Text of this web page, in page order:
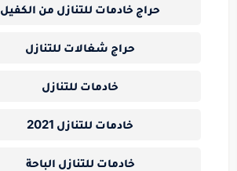
حراج خادمات للتنازل من الكفيل
حراج شغالات للتنازل
خادمات للتنازل
خادمات للتنازل 2021
خادمات للتنازل الباحة